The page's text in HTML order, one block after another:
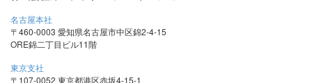
名古屋本社
〒460-0003 愛知県名古屋市中区錦2-4-15
ORE錦二丁目ビル11階
東京支社
〒107-0052 東京都港区赤坂4-15-1